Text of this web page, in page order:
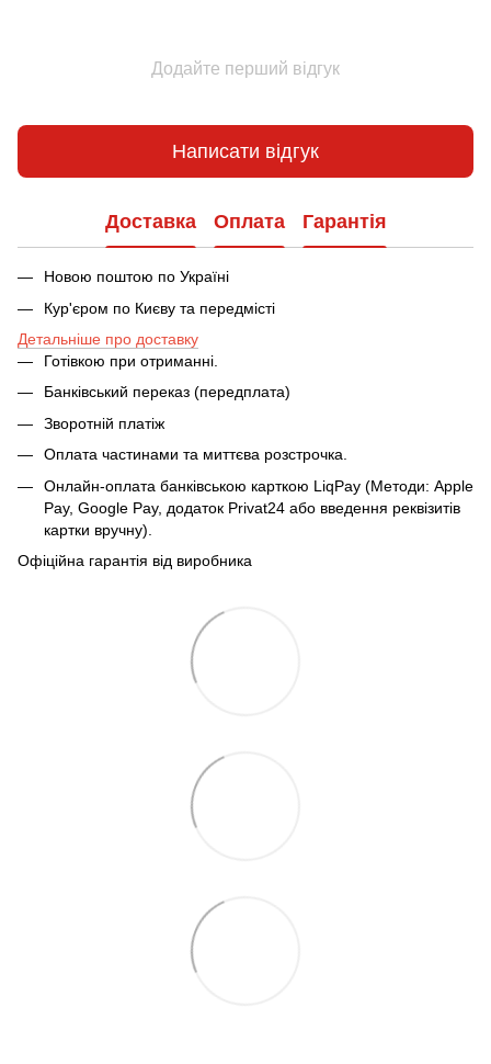
Додайте перший відгук
Написати відгук
Доставка Оплата Гарантія
Новою поштою по Україні
Кур'єром по Києву та передмісті
Детальніше про доставку
Готівкою при отриманні.
Банківський переказ (передплата)
Зворотній платіж
Оплата частинами та миттєва розстрочка.
Онлайн-оплата банківською карткою LiqPay (Методи: Apple
Pay, Google Pay, додаток Privat24 або введення реквізитів
картки вручну).
Офіційна гарантія від виробника